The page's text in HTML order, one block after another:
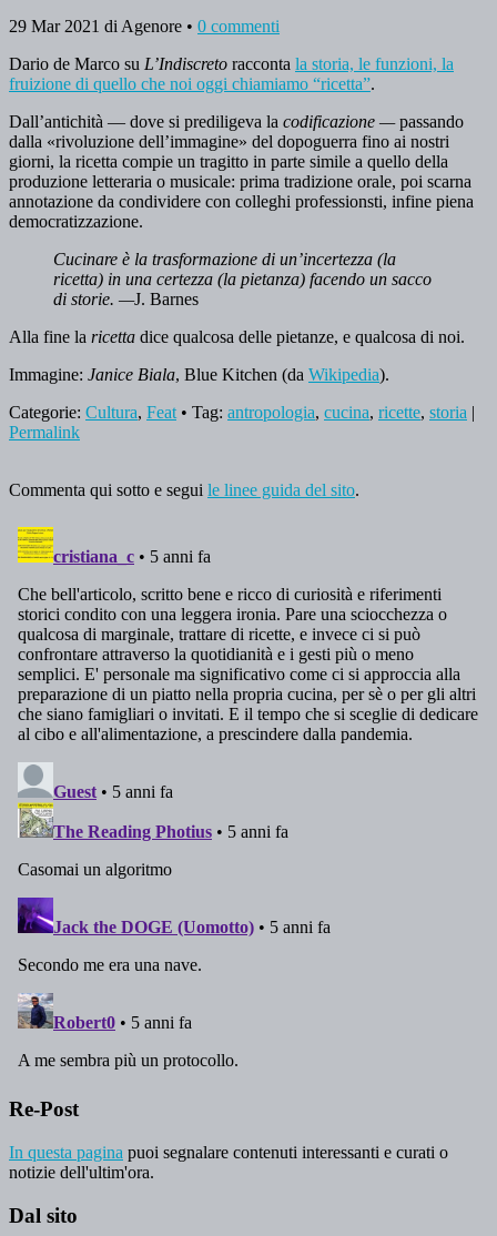
29 Mar 2021 di Agenore • 0 commenti
Dario de Marco su L’Indiscreto racconta la storia, le funzioni, la
fruizione di quello che noi oggi chiamiamo “ricetta”.
Dall’antichità — dove si prediligeva la codificazione —passando
dalla «rivoluzione dell’immagine» del dopoguerra fino ai nostri
giorni, la ricetta compie un tragitto in parte simile a quello della
produzione letteraria o musicale: prima tradizione orale, poi scarna
annotazione da condividere con colleghi professionsti, infine piena
democratizzazione.
Cucinare è la trasformazione di un’incertezza (la
ricetta) in una certezza (la pietanza) facendo un sacco
di storie. —J. Barnes
Alla fine la ricetta dice qualcosa delle pietanze, e qualcosa di noi.
Immagine: Janice Biala, Blue Kitchen (da Wikipedia).
Categorie: Cultura, Feat • Tag: antropologia, cucina, ricette, storia |
Permalink
Commenta qui sotto e segui le linee guida del sito.
Re-Post
In questa pagina puoi segnalare contenuti interessanti e curati o
notizie dell'ultim'ora.
Dal sito